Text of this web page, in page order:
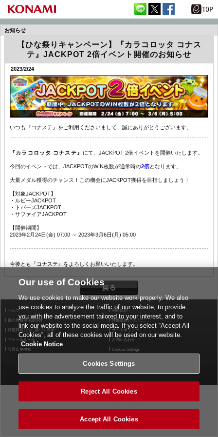
お知らせ
【ひな祭りキャンペーン】『カラコロッタ コナス
テ』JACKPOT 2倍イベント開催のお知らせ
2023/2/24
いつも『コナステ』をご利用くださいまして、誠にありがとうございます。
『カラコロッタ コナステ』 にて、JACKPOT 2倍イベントを開催いたします。
今回のイベントでは、JACKPOTのWIN枚数が通常時の2倍となります。
大量メダル獲得のチャンス！この機会にJACKPOT獲得を目指しましょう！
【対象JACKPOT】
・ルビーJACKPOT
・トパーズJACKPOT
・サファイアJACKPOT
【開催期間】
2023年2月24日(金) 07:00 ～ 2023年3月6日(月) 05:00
今後とも『コナステ』をよろしくお願いいたします。
ヘルプ
利用規約
個人情報等保護方針
外部送信について
特定商取引法に基づく表示
サイトポリシー
マナー＆ルール
お問い合わせ
設置店舗検索
Cookies Settings
Our use of Cookies
We use cookies to make our website work properly. We also
use cookies to analyze the traffic of our website, to provide
you with the advertisement tailored to your interest, and to
link our website to the social media. If you select “Accept All
Cookies”, all of these cookies will be used on our website.
Cookie Notice
Cookies Settings
Reject All Cookies
Accept All Cookies